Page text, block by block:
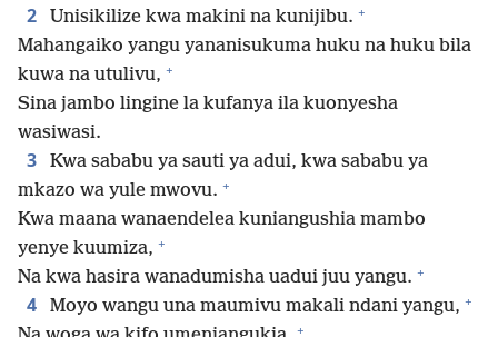
2 Unisikilize kwa makini na kunijibu. +
Mahangaiko yangu yananisukuma huku na huku bila
kuwa na utulivu, +
Sina jambo lingine la kufanya ila kuonyesha
wasiwasi.
3
Kwa sababu ya sauti ya adui, kwa sababu ya
mkazo wa yule mwovu. +
Kwa maana wanaendelea kuniangushia mambo
yenye kuumiza, +
Na kwa hasira wanadumisha uadui juu yangu. +
4 Moyo wangu una maumivu makali ndani yangu, +
+